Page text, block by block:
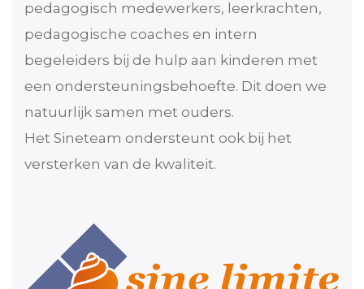
pedagogisch medewerkers, leerkrachten,
pedagogische coaches en intern
begeleiders bij de hulp aan kinderen met
een ondersteuningsbehoefte. Dit doen we
natuurlijk samen met ouders.
Het Sineteam ondersteunt ook bij het
versterken van de kwaliteit.